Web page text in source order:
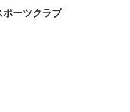
ポーツクラブ